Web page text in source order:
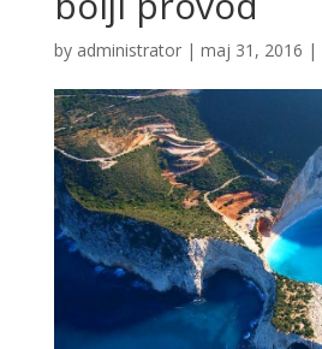
by administrator| maj 31, 2016 |